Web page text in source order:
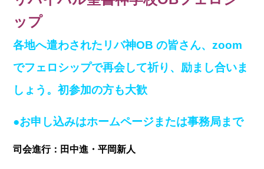
ップ
各地へ遣わされたリバ神OB の皆さん、zoom
でフェロシップで再会して祈り、励まし合いま
しょう。初参加の方も大歓
●お申し込みはホームページまたは事務局まで
司会進行：田中進・平岡新人